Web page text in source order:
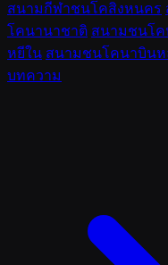
สนามกีฬาชนโคสิงหนคร
โคนานาชาติ สนามชนโ
หยีใน สนามชนโคนาบินห
บทความ